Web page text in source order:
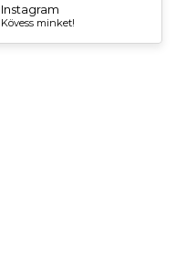
Instagram
Kövess minket!